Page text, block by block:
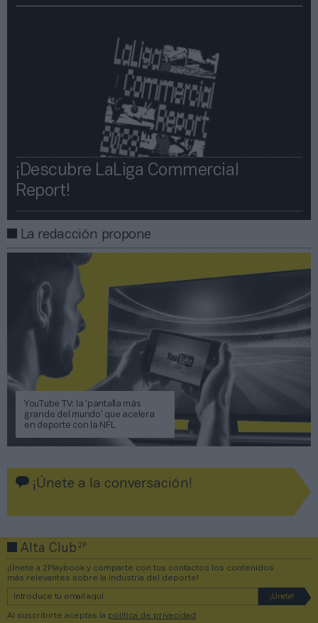
¡Descubre LaLiga Commercial
Report!​​
La redacción propone
YouTube TV: la ‘pantalla más
grande del mundo’ que acelera
en deporte con la NFL
¡Únete a la conversación!
Alta Club2P
¡Únete a 2Playbook y comparte con tus contactos los contenidos
más relevantes sobre la industria del deporte!
Al suscribirte aceptas la política de privacidad